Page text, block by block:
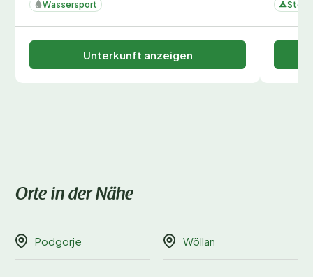
Wassersport
Unterkunft anzeigen
Orte in der Nähe
Podgorje Wöllan